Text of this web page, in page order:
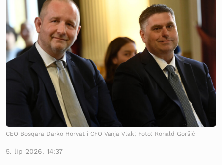
CEO Bosqara Darko Horvat i CFO Vanja Vlak; Foto: Ronald Goršić
5. lip 2026. 14:37